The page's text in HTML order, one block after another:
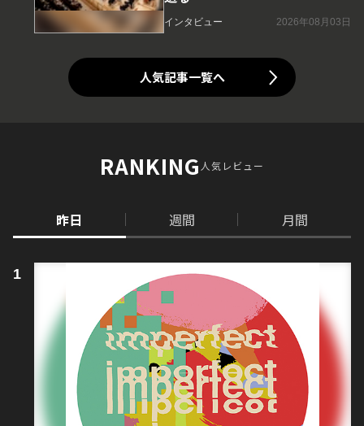
インタビュー 2026年08月03日
人気記事一覧へ
RANKING人気レビュー
昨日 週間 月間